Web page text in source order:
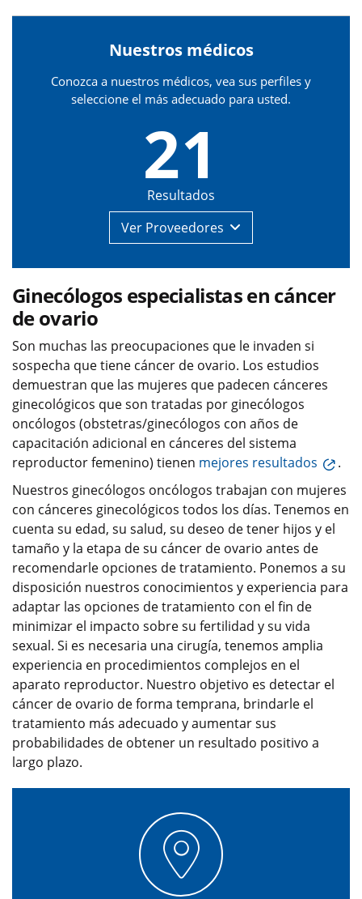
21
Resultados
Ver Proveedores
Nuestros médicos
Conozca a nuestros médicos, vea sus perfiles y
seleccione el más adecuado para usted.
Ginecólogos especialistas en cáncer
de ovario
Son muchas las preocupaciones que le invaden si
sospecha que tiene cáncer de ovario. Los estudios
demuestran que las mujeres que padecen cánceres
ginecológicos que son tratadas por ginecólogos
oncólogos (obstetras/ginecólogos con años de
capacitación adicional en cánceres del sistema
reproductor femenino) tienen mejores resultados
.
Nuestros ginecólogos oncólogos trabajan con mujeres
con cánceres ginecológicos todos los días. Tenemos en
cuenta su edad, su salud, su deseo de tener hijos y el
tamaño y la etapa de su cáncer de ovario antes de
recomendarle opciones de tratamiento. Ponemos a su
disposición nuestros conocimientos y experiencia para
adaptar las opciones de tratamiento con el fin de
minimizar el impacto sobre su fertilidad y su vida
sexual. Si es necesaria una cirugía, tenemos amplia
experiencia en procedimientos complejos en el
aparato reproductor. Nuestro objetivo es detectar el
cáncer de ovario de forma temprana, brindarle el
tratamiento más adecuado y aumentar sus
probabilidades de obtener un resultado positivo a
largo plazo.